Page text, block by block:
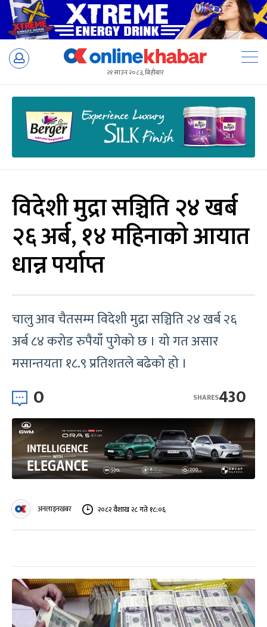
Skip
२१ साउन २०८३, बिहीबार
विदेशी मुद्रा सञ्चिति २४ खर्ब
२६ अर्ब, १४ महिनाको आयात
धान्न पर्याप्त
चालु आव चैतसम्म विदेशी मुद्रा सञ्चिति २४ खर्ब २६
अर्ब ८४ करोड रुपैयाँ पुगेको छ । यो गत असार
मसान्तयता १८.९ प्रतिशतले बढेको हो ।
0 430
SHARES
अनलाइनखबर २०८२ वैशाख २८ गते १८:०६